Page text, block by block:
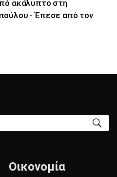
ακάλυπτο στη
- Έπεσε από τον
Οικονομία